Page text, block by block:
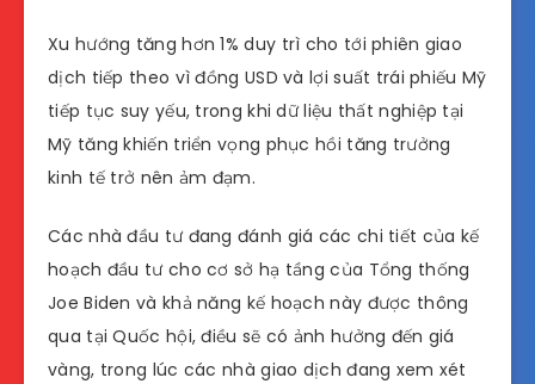
Xu hướng tăng hơn 1% duy trì cho tới phiên giao
dịch tiếp theo vì đồng USD và lợi suất trái phiếu Mỹ
tiếp tục suy yếu, trong khi dữ liệu thất nghiệp tại
Mỹ tăng khiến triển vọng phục hồi tăng trưởng
kinh tế trở nên ảm đạm.
Các nhà đầu tư đang đánh giá các chi tiết của kế
hoạch đầu tư cho cơ sở hạ tầng của Tổng thống
Joe Biden và khả năng kế hoạch này được thông
qua tại Quốc hội, điều sẽ có ảnh hưởng đến giá
vàng, trong lúc các nhà giao dịch đang xem xét